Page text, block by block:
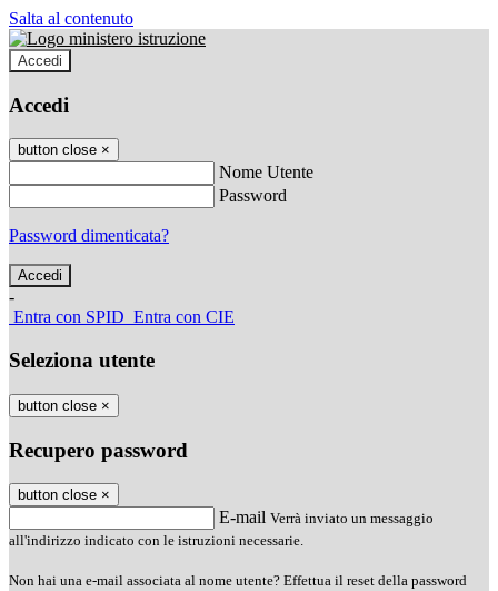
Salta al contenuto
Accedi
Accedi
button close ×
Nome Utente
Password
Password dimenticata?
-
Entra con SPID Entra con CIE
Seleziona utente
button close ×
Recupero password
button close ×
E-mail Verrà inviato un messaggio
all'indirizzo indicato con le istruzioni necessarie.
Non hai una e-mail associata al nome utente? Effettua il reset della password